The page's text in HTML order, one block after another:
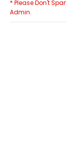
* Please Don't
Admin.